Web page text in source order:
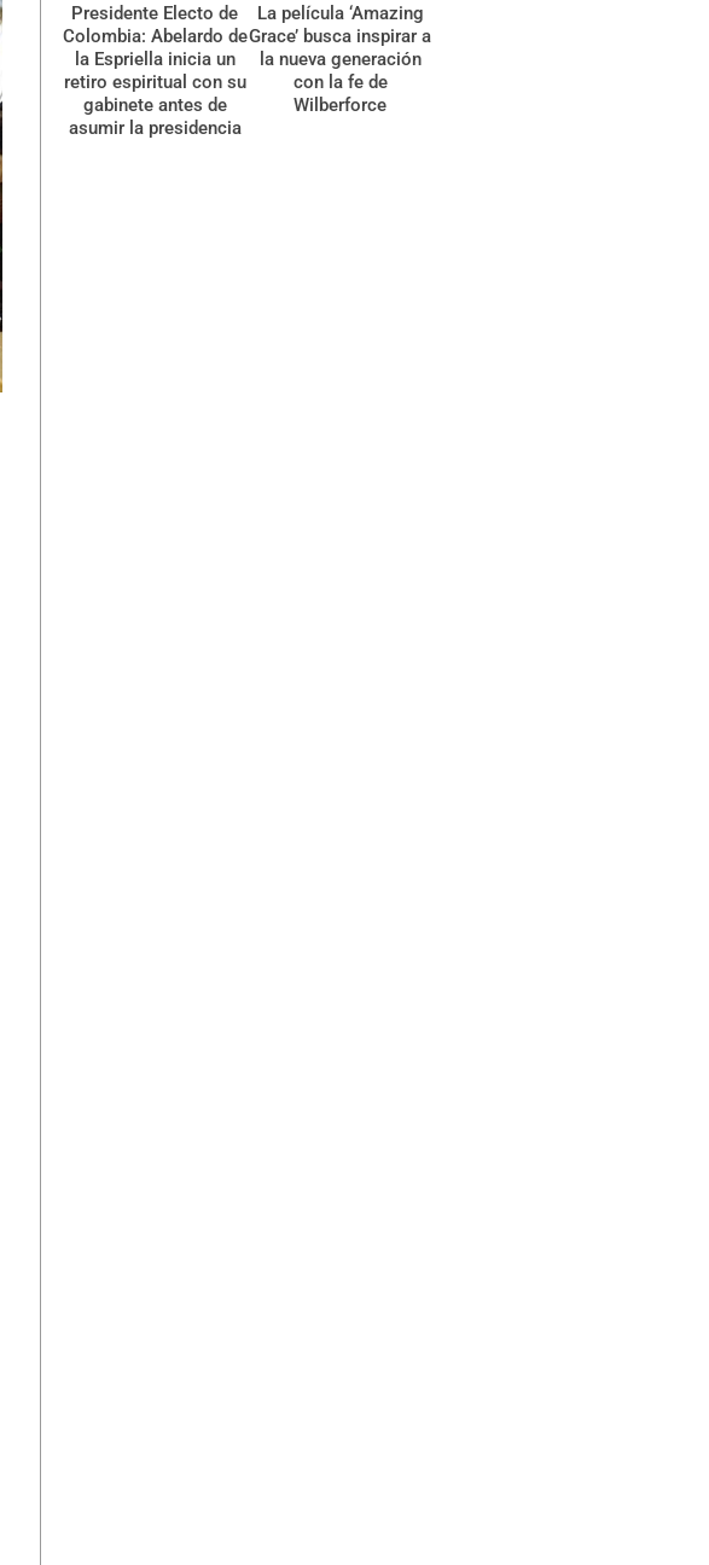
Presidente Electo de
Colombia: Abelardo de
la Espriella inicia un
retiro espiritual con su
gabinete antes de
asumir la presidencia
La película ‘Amazing
Grace’ busca inspirar a
la nueva generación
con la fe de
Wilberforce